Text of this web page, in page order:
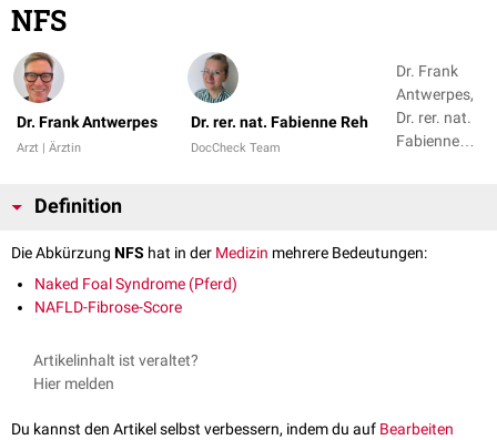
NFS
Dr. Frank Antwerpes
Arzt | Ärztin
Dr. rer. nat. Fabienne Reh
DocCheck Team
Dr. Frank
Antwerpes,
Dr. rer. nat.
Fabienne
Definition
Die Abkürzung NFS hat in der Medizin mehrere Bedeutungen:
Naked Foal Syndrome (Pferd)
NAFLD-Fibrose-Score
Artikelinhalt ist veraltet?
Hier melden
Du kannst den Artikel selbst verbessern, indem du auf Bearbeiten